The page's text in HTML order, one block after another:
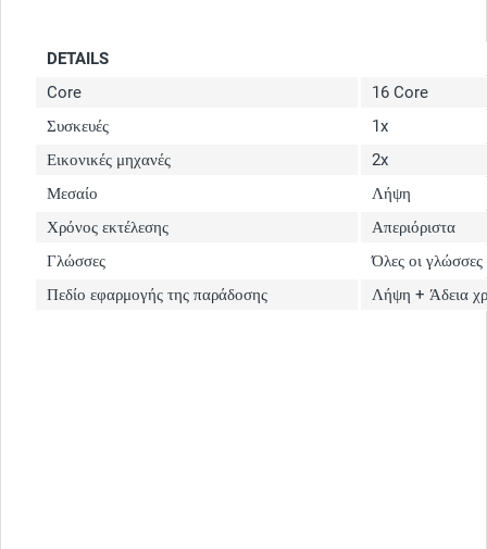
DETAILS
Core
16 Core
Συσκευές
1x
Εικονικές μηχανές
2x
Μεσαίο
Λήψη
Χρόνος εκτέλεσης
Απεριόριστα
Γλώσσες
Όλες οι γλώσσες
Πεδίο εφαρμογής της παράδοσης
Λήψη + Άδεια